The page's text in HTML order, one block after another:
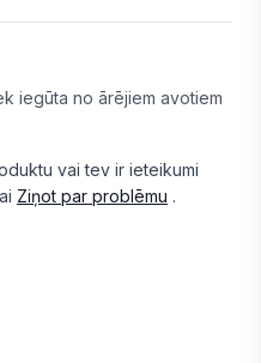
iegūta no ārējiem avotiem
vai tev ir ieteikumi
Ziņot par problēmu .